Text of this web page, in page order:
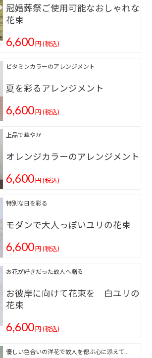
冠婚葬祭ご使用可能なおしゃれな
花束
6,600円(税込)
ビタミンカラーのアレンジメント
夏を彩るアレンジメント
6,600円(税込)
上品で華やか
オレンジカラーのアレンジメント
6,600円(税込)
特別な日を彩る
モダンで大人っぽいユリの花束
6,600円(税込)
お花が好きだった故人へ贈る
お彼岸に向けて花束を 白ユリの
花束
6,600円(税込)
優しい色合いの洋花で故人を偲ぶ心に添えて…